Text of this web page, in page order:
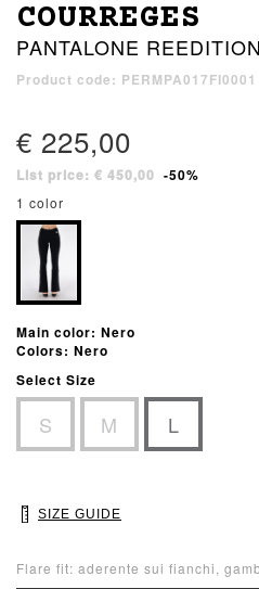
COURREGES
PANTALONE
Product code: PERMPA017FI0001
€ 225,00
List price: € 450,00 -50%
1 color
Main color: Nero
Colors: Nero
Select Size
S M L
SIZE GUIDE
Flare fit: aderente sui fianchi,